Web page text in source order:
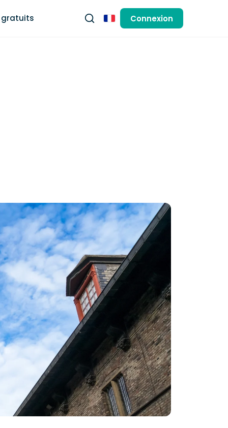
gratuits FrançaisConnexion